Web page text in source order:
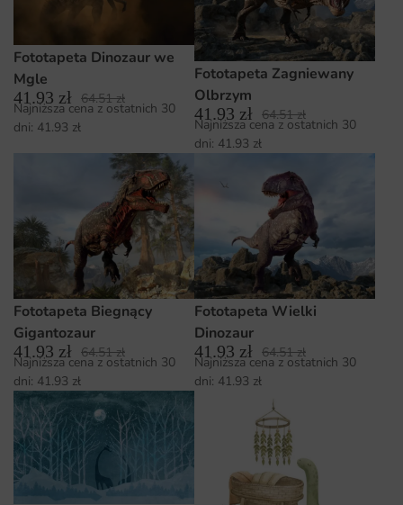
Fototapeta Dinozaur we
Mgle
41.93 zł 64.51zł
Najniższa cena z ostatnich 30
dni: 41.93 zł
Fototapeta Zagniewany
Olbrzym
41.93 zł 64.51zł
Najniższa cena z ostatnich 30
dni: 41.93 zł
Fototapeta Biegnący
Gigantozaur
41.93 zł 64.51zł
Najniższa cena z ostatnich 30
dni: 41.93 zł
Fototapeta Wielki
Dinozaur
41.93 zł 64.51zł
Najniższa cena z ostatnich 30
dni: 41.93 zł